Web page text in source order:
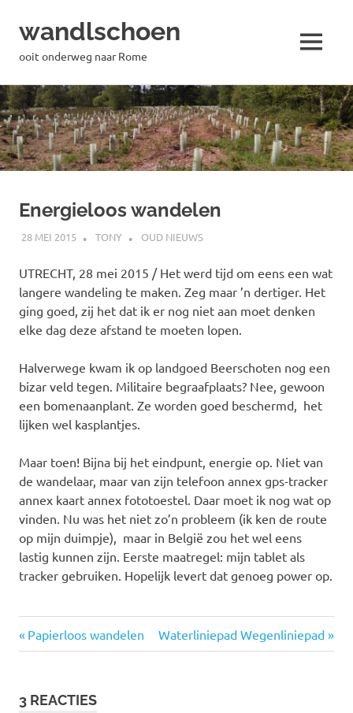
Naar
de
inhoud
springen
wandlschoen
ooit onderweg naar Rome MENU
Energieloos wandelen
28 MEI 2015 TONY OUD NIEUWS
UTRECHT, 28 mei 2015 / Het werd tijd om eens een wat
langere wandeling te maken. Zeg maar ’n dertiger. Het
ging goed, zij het dat ik er nog niet aan moet denken
elke dag deze afstand te moeten lopen.
Halverwege kwam ik op landgoed Beerschoten nog een
bizar veld tegen. Militaire begraafplaats? Nee, gewoon
een bomenaanplant. Ze worden goed beschermd, het
lijken wel kasplantjes.
Maar toen! Bijna bij het eindpunt, energie op. Niet van
de wandelaar, maar van zijn telefoon annex gps-tracker
annex kaart annex fototoestel. Daar moet ik nog wat op
vinden. Nu was het niet zo’n probleem (ik ken de route
op mijn duimpje), maar in België zou het wel eens
lastig kunnen zijn. Eerste maatregel: mijn tablet als
tracker gebruiken. Hopelijk levert dat genoeg power op.
Bericht
Vorige
bericht:
Papierloos wandelen
Volgende
bericht:
Waterliniepad Wegenliniepad
3 REACTIES